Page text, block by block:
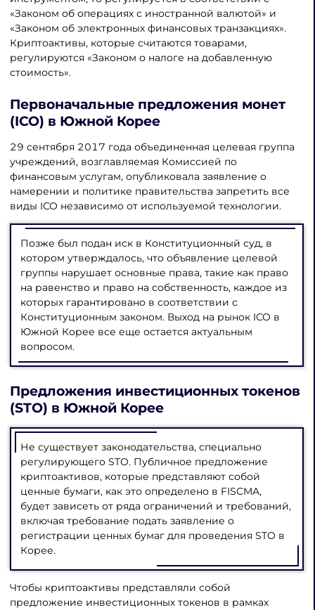
«Законом об операциях с иностранной валютой» и
«Законом об электронных финансовых транзакциях».
Криптоактивы, которые считаются товарами,
регулируются «Законом о налоге на добавленную
стоимость».
Первоначальные предложения монет
(ICO) в Южной Корее
29 сентября 2017 года объединенная целевая группа
учреждений, возглавляемая Комиссией по
финансовым услугам, опубликовала заявление о
намерении и политике правительства запретить все
виды ICO независимо от используемой технологии.
Позже был подан иск в Конституционный суд, в
котором утверждалось, что объявление целевой
группы нарушает основные права, такие как право
на равенство и право на собственность, каждое из
которых гарантировано в соответствии с
Конституционным законом. Выход на рынок ICO в
Южной Корее все еще остается актуальным
вопросом.
Предложения инвестиционных токенов
(STO) в Южной Корее
Не существует законодательства, специально
регулирующего STO. Публичное предложение
криптоактивов, которые представляют собой
ценные бумаги, как это определено в FISCMA,
будет зависеть от ряда ограничений и требований,
включая требование подать заявление о
регистрации ценных бумаг для проведения STO в
Корее.
Чтобы криптоактивы представляли собой
предложение инвестиционных токенов в рамках